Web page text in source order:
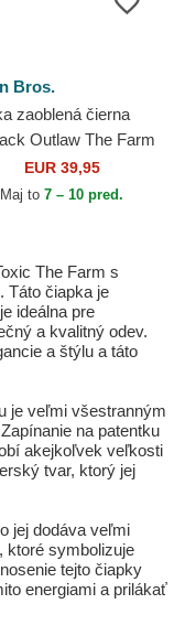
Bros.
zaoblená čierna
Outlaw The Farm
Bros.
EUR 39,95
Maj to 7 – 10 pred.
The Farm s
Táto čiapka je
ideálna pre
a kvalitný odev.
a štýlu a táto
je veľmi všestranným
na patentku
akejkoľvek veľkosti
tvar, ktorý jej
jej dodáva veľmi
ktoré symbolizuje
tejto čiapky
energiami a prilákať